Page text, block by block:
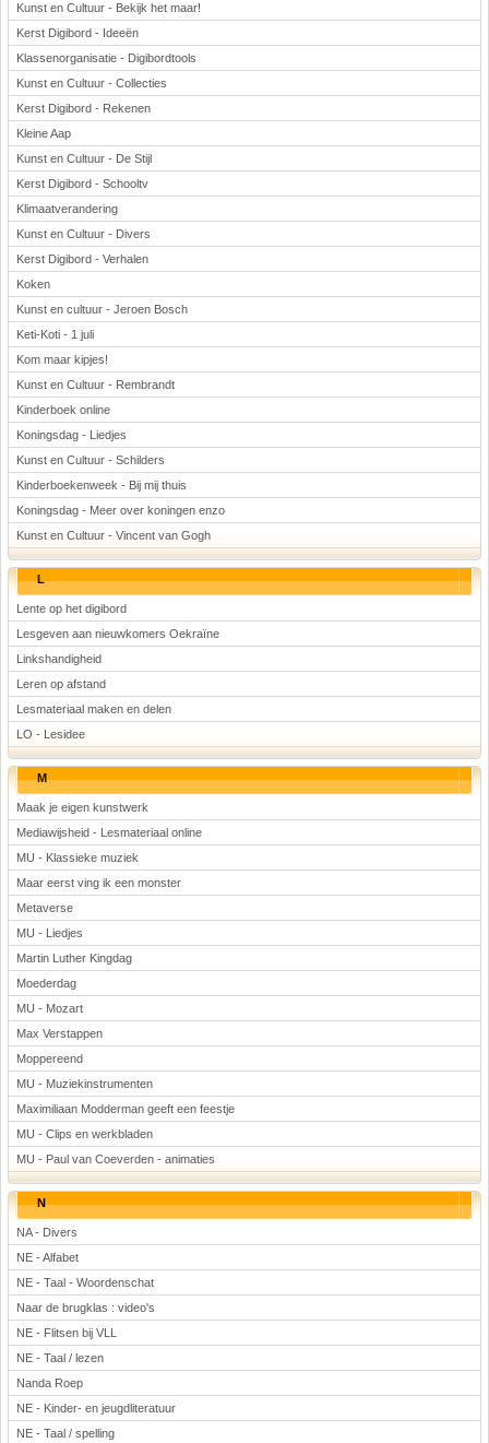
Kunst en Cultuur - Bekijk het maar!
Kerst Digibord - Ideeën
Klassenorganisatie - Digibordtools
Kunst en Cultuur - Collecties
Kerst Digibord - Rekenen
Kleine Aap
Kunst en Cultuur - De Stijl
Kerst Digibord - Schooltv
Klimaatverandering
Kunst en Cultuur - Divers
Kerst Digibord - Verhalen
Koken
Kunst en cultuur - Jeroen Bosch
Keti-Koti - 1 juli
Kom maar kipjes!
Kunst en Cultuur - Rembrandt
Kinderboek online
Koningsdag - Liedjes
Kunst en Cultuur - Schilders
Kinderboekenweek - Bij mij thuis
Koningsdag - Meer over koningen enzo
Kunst en Cultuur - Vincent van Gogh
L
Lente op het digibord
Lesgeven aan nieuwkomers Oekraïne
Linkshandigheid
Leren op afstand
Lesmateriaal maken en delen
LO - Lesidee
M
Maak je eigen kunstwerk
Mediawijsheid - Lesmateriaal online
MU - Klassieke muziek
Maar eerst ving ik een monster
Metaverse
MU - Liedjes
Martin Luther Kingdag
Moederdag
MU - Mozart
Max Verstappen
Moppereend
MU - Muziekinstrumenten
Maximiliaan Modderman geeft een feestje
MU - Clips en werkbladen
MU - Paul van Coeverden - animaties
N
NA - Divers
NE - Alfabet
NE - Taal - Woordenschat
Naar de brugklas : video's
NE - Flitsen bij VLL
NE - Taal / lezen
Nanda Roep
NE - Kinder- en jeugdliteratuur
NE - Taal / spelling